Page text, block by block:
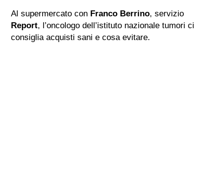
Al supermercato con Franco Berrino, servizio
Report, l’oncologo dell’istituto nazionale tumori ci
consiglia acquisti sani e cosa evitare.